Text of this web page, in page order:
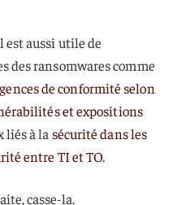
est aussi utile de
des ransomwares comme
de conformité selon
et expositions
liés à la sécurité dans les
entre TI et TO.
casse-la.